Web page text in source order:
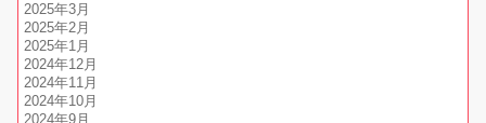
2025年3月
2025年2月
2025年1月
2024年12月
2024年11月
2024年10月
2024年9月